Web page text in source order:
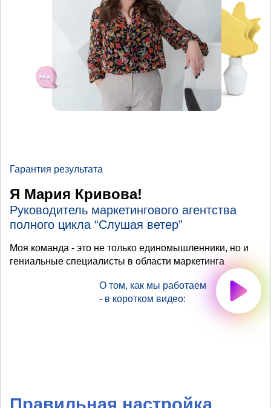
Гарантия результата
Я Мария Кривова!
Руководитель маркетингового агентства
полного цикла “Слушая ветер”
Моя команда - это не только единомышленники, но и
гениальные специалисты в области маркетинга
О том, как мы работаем
- в коротком видео: